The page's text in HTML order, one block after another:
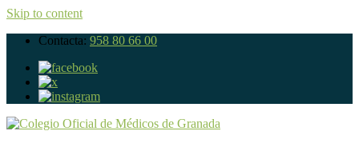
Skip to content
Contacta: 958 80 66 00